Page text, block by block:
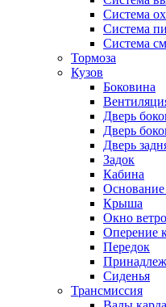
Система
Система
Система
Тормоза
Кузов
Боковина
Дверь
Дверь
Дверь
Задок
Кабина
Крыша
Окно
Оперение
Передок
Сиденья
Трансмиссия